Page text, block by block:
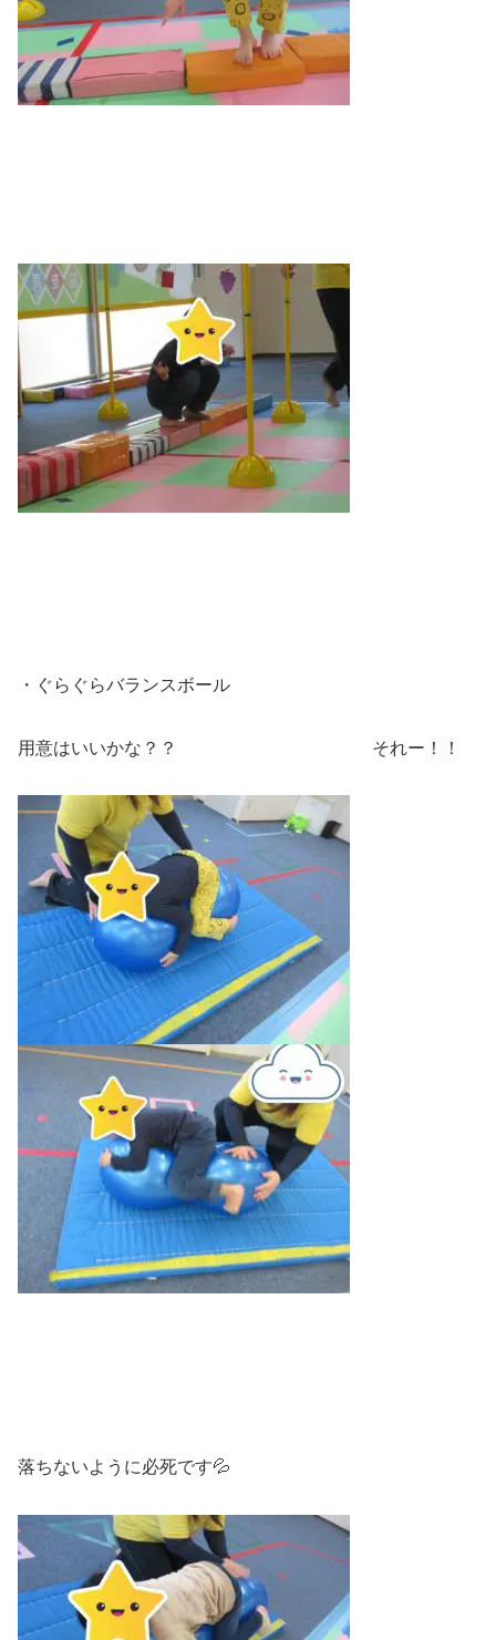
・ぐらぐらバランスボール
用意はいいかな？？ それー！！
落ちないように必死です💦